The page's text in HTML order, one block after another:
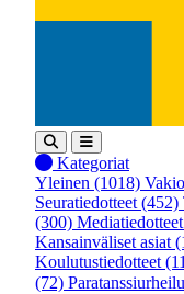
Kategoriat
Yleinen (1018)
Seuratiedotteet (452)
(300) Mediatiedotteet
Kansainväliset asiat
Koulutustiedotteet
(72) Paratanssiurheilu